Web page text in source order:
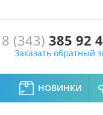
8 (343) 385 92
Заказать обратный
НОВИНКИ